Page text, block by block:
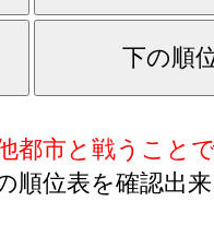
都市と戦うこと
順位表を確認出